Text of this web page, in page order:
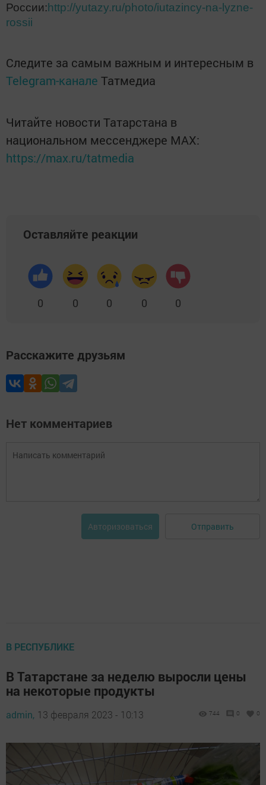
России:http://yutazy.ru/photo/iutazincy-na-lyzne-
rossii
Следите за самым важным и интересным в
Telegram-канале Татмедиа
Читайте новости Татарстана в
национальном мессенджере MАХ:
https://max.ru/tatmedia
Оставляйте реакции
0 0 0 0 0
Расскажите друзьям
Нет комментариев
Авторизоваться Отправить
В РЕСПУБЛИКЕ
В Татарстане за неделю выросли цены
на некоторые продукты
admin, 13 февраля 2023 - 10:13 744 0 0